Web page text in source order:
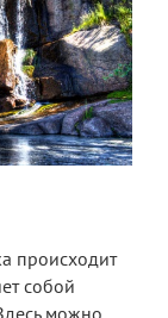
происходит
собой